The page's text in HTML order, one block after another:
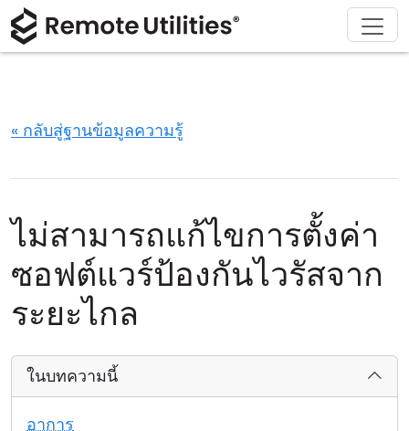
« กลับสู่ฐานข้อมูลความรู้
ไม่สามารถแก้ไขการตั้งค่า
ซอฟต์แวร์ป้องกันไวรัสจาก
ระยะไกล
ในบทความนี้
อาการ
ผลิตภัณฑ์
โหมดการเชื่อมต่อ
การเข้าถึงแบบไม่ต้องดูแล
การกำหนดค่า MSI
โซลูชัน
เทคโนโลยีสารสนเทศ
ดาวน์โหลด
ซื้อ
สนับสนุน
เกี่ยวกับ